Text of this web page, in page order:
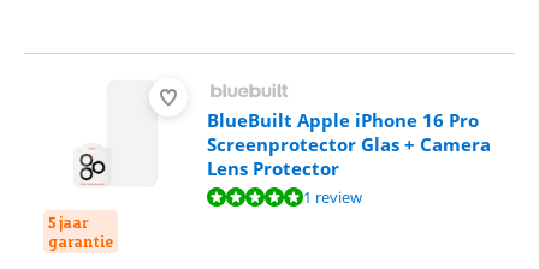
5 jaar
garantie
BlueBuilt Apple iPhone 16 Pro
Screenprotector Glas + Camera
Lens Protector
Beoordeling is 10 van de 10, gebaseerd op 1 review.
1 review